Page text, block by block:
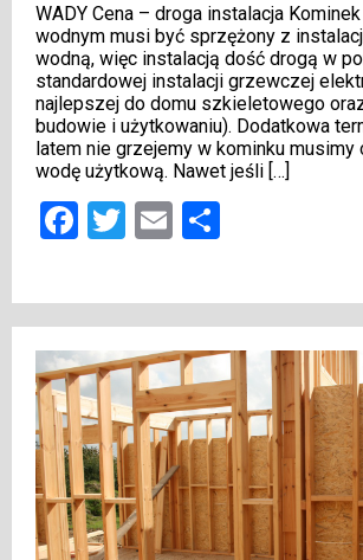
WADY Cena – droga instalacja
wodnym musi być sprzężony z
wodną, więc instalacją dość drogą w
standardowej instalacji grzewczej
najlepszej do domu szkieletowego
budowie i użytkowaniu). Dodatkowa
latem nie grzejemy w kominku musimy
wodę użytkową. Nawet jeśli […]
Facebook
Twitter
Email